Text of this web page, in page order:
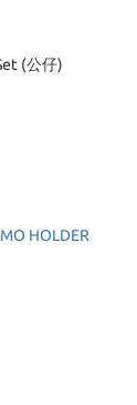
(公仔)